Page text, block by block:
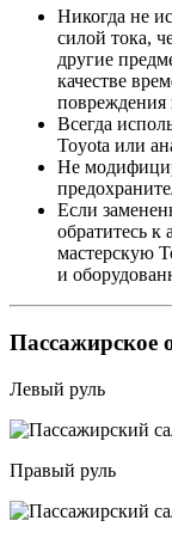
Никогда не
силой тока,
другие
качестве
Всегда
Toyota или
Не
Если
обратитесь
мастерскую
и
Пассажирское
Левый руль
Правый руль